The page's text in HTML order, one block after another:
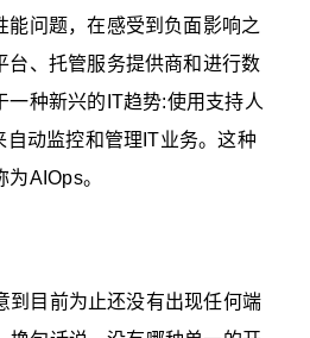
能问题，在感受到负面影响之
台、托管服务提供商和进行数
一种新兴的IT趋势:使用支持人
自动监控和管理IT业务。这种
AIOps。
到目前为止还没有出现任何端